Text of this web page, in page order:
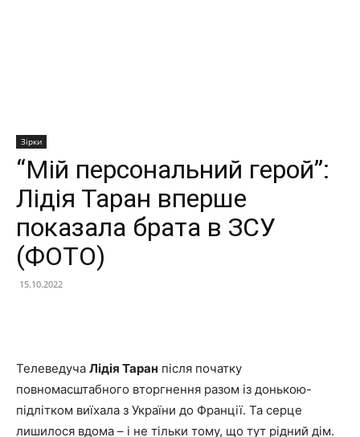
Зірки
“Мій персональний герой”:
Лідія Таран вперше
показала брата в ЗСУ
(ФОТО)
15.10.2022
Телеведуча Лідія Таран після початку
повномасштабного вторгнення разом із донькою-
підлітком виїхала з України до Франції. Та серце
лишилося вдома – і не тільки тому, що тут рідний дім.